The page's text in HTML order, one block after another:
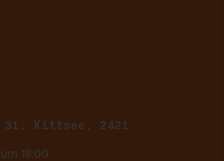
Kittsee, 2421
18:00